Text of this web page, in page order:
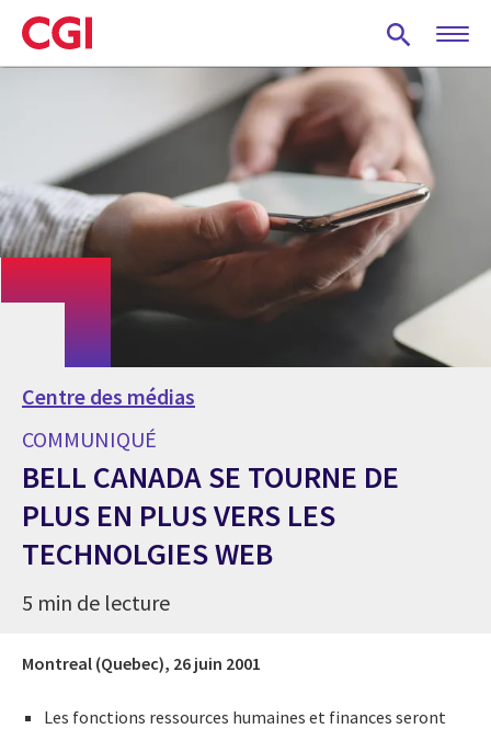
Skip
to
main
Centre des médias
COMMUNIQUÉ
BELL CANADA SE TOURNE DE
PLUS EN PLUS VERS LES
TECHNOLGIES WEB
5 min de lecture
Montreal (Quebec), 26 juin 2001
Les fonctions ressources humaines et finances seront